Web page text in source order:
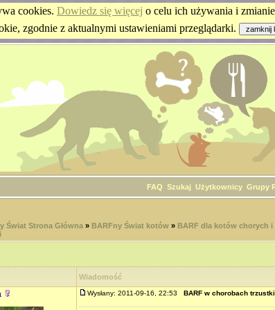
cookies. Dowiedz się więcej o celu ich używania i zmianie
zgodnie z aktualnymi ustawieniami przeglądarki.
FAQ Szukaj Użytkownicy Grupy
Świat Strona Główna » BARFny Świat kotów » BARF dla kotów chorych
Wiadomość
Wysłany: 2011-09-16, 22:53 BARF w chorobach trzustki